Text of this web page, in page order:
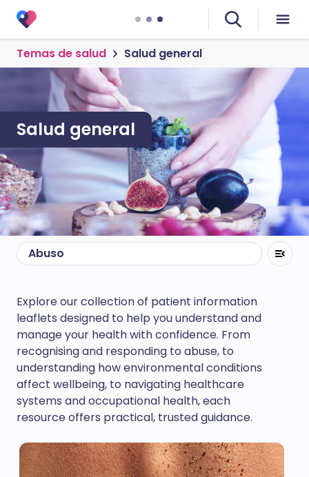
Temas de salud Salud general
Salud general
Abuso
Explore our collection of patient information
leaflets designed to help you understand and
manage your health with confidence. From
recognising and responding to abuse, to
understanding how environmental conditions
affect wellbeing, to navigating healthcare
systems and occupational health, each
resource offers practical, trusted guidance.